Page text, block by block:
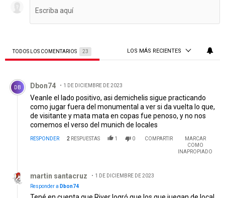
TODOS LOS COMENTARIOS 23 LOS MÁS RECIENTES
Comentario de Dbon74.
DB Dbon74 1 DE DICIEMBRE DE 2023
Veanle el lado positivo, asi demichelis sigue practicando
como jugar fuera del monumental a ver si da vuelta lo que,
de visitante y mata mata en copas fue penoso, y no nos
comemos el verso del munich de locales
RESPONDER 2 RESPUESTAS 1 0 COMPARTIR
MARCAR
COMO
INAPROPIADO
martin santacruz
1 DE DICIEMBRE DE 2023
Responder a Dbon74